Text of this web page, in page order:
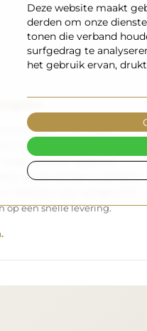
transport – wij zorgen ervoor
u aankomt, en dat volledig
wagenpark en opgeleid
dat de spiegel in perfecte
Zelfs als u een spiegel met
op een snelle levering.
Deze website maakt
derden om onze
tonen die verband
surfgedrag te
het gebruik ervan,